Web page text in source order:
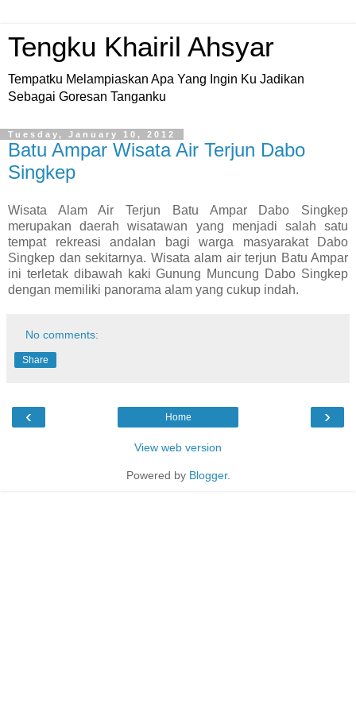
Tengku Khairil Ahsyar
Tempatku Melampiaskan Apa Yang Ingin Ku Jadikan
Sebagai Goresan Tanganku
Tuesday, January 10, 2012
Batu Ampar Wisata Air Terjun Dabo
Singkep
Wisata Alam Air Terjun Batu Ampar Dabo Singkep
merupakan daerah wisatawan yang menjadi salah satu
tempat rekreasi andalan bagi warga masyarakat Dabo
Singkep dan sekitarnya. Wisata alam air terjun Batu Ampar
ini terletak dibawah kaki Gunung Muncung Dabo Singkep
dengan memiliki panorama alam yang cukup indah.
No comments:
Share
‹ ›
Home
View web version
Powered by Blogger.